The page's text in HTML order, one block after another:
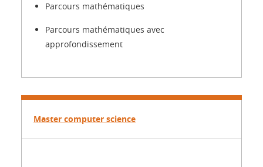
Parcours mathématiques
Parcours mathématiques avec
approfondissement
Master computer science